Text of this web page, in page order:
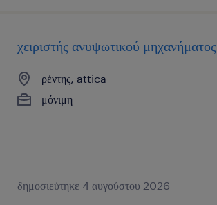
χειριστής ανυψωτικού μηχανήματος
ρέντης, attica
μόνιμη
δημοσιεύτηκε 4 αυγούστου 2026